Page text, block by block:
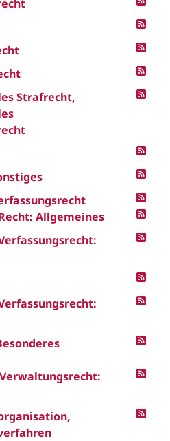
Strafrecht,
Allgemeines